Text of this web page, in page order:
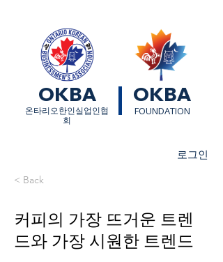
OKBA OKBA
​온타리오한인실업인협
회
FOUNDATION
로그인
< Back
커피의 가장 뜨거운 트렌
드와 가장 시원한 트렌드